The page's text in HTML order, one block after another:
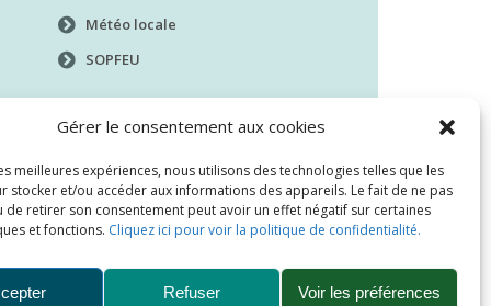
Gérer le consentement aux cookies
meilleures expériences, nous utilisons des technologies telles que les
stocker et/ou accéder aux informations des appareils. Le fait de ne pas
de retirer son consentement peut avoir un effet négatif sur certaines
et fonctions. Cliquez ici pour voir la politique de confidentialité.
Refuser Voir les préférences
Météo locale
SOPFEU